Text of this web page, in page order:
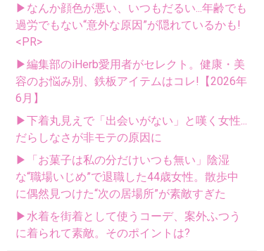
▶なんか顔色が悪い、いつもだるい...年齢でも
過労でもない“意外な原因”が隠れているかも!
<PR>
▶編集部のiHerb愛用者がセレクト。健康・美
容のお悩み別、鉄板アイテムはコレ!【2026年
6月】
▶下着丸見えで「出会いがない」と嘆く女性...
だらしなさが非モテの原因に
▶「お菓子は私の分だけいつも無い」陰湿
な“職場いじめ”で退職した44歳女性。散歩中
に偶然見つけた“次の居場所”が素敵すぎた
▶水着を街着として使うコーデ、案外ふつう
に着られて素敵。そのポイントは?